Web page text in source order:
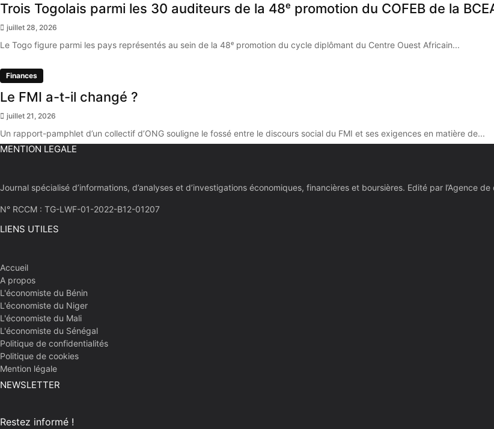
Trois Togolais parmi les 30 auditeurs de la 48ᵉ promotion du COFEB de la
juillet 28, 2026
Le Togo figure parmi les pays représentés au sein de la 48ᵉ promotion du cycle diplômant du Centre Ouest Africain...
Finances
Le FMI a-t-il changé ?
juillet 21, 2026
Un rapport-pamphlet d’un collectif d’ONG souligne le fossé entre le discours social du FMI et ses exigences en matière de...
MENTION LEGALE
Journal spécialisé d’informations, d’analyses et d’investigations économiques, financières et boursières. Edité par l’Agence
N° RCCM : TG-LWF-01-2022-B12-01207
LIENS UTILES
Accueil
A propos
L'économiste du Bénin
L'économiste du Niger
L'économiste du Mali
L'économiste du Sénégal
Politique de confidentialités
Politique de cookies
Mention légale
NEWSLETTER
Restez informé !